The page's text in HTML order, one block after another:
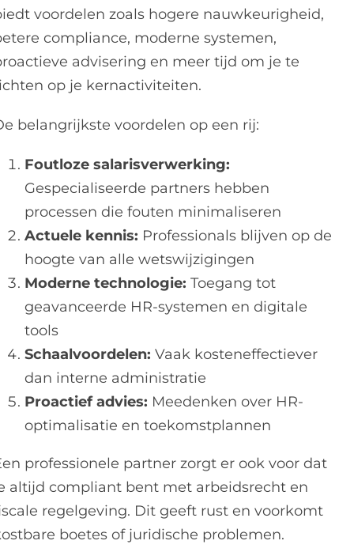
voordelen zoals hogere nauwkeurigheid,
compliance, moderne systemen,
advisering en meer tijd om je te
op je kernactiviteiten.
belangrijkste voordelen op een rij:
Foutloze salarisverwerking:
Gespecialiseerde partners hebben
processen die fouten minimaliseren
Actuele kennis: Professionals blijven op de
hoogte van alle wetswijzigingen
Moderne technologie: Toegang tot
geavanceerde HR-systemen en digitale
tools
Schaalvoordelen: Vaak kosteneffectiever
dan interne administratie
Proactief advies: Meedenken over HR-
optimalisatie en toekomstplannen
professionele partner zorgt er ook voor dat
altijd compliant bent met arbeidsrecht en
regelgeving. Dit geeft rust en voorkomt
boetes of juridische problemen.